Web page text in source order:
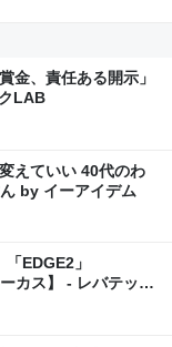
、責任ある開示」
LAB
えていい 40代のわ
by イーアイデム
EDGE2」
カス】 - レバテック